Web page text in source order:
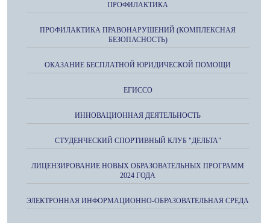
ПРОФИЛАКТИКА
ПРОФИЛАКТИКА ПРАВОНАРУШЕНИЙ (КОМПЛЕКСНАЯ
БЕЗОПАСНОСТЬ)
ОКАЗАНИЕ БЕСПЛАТНОЙ ЮРИДИЧЕСКОЙ ПОМОЩИ
ЕГИССО
ИННОВАЦИОННАЯ ДЕЯТЕЛЬНОСТЬ
СТУДЕНЧЕСКИЙ СПОРТИВНЫЙ КЛУБ "ДЕЛЬТА"
ЛИЦЕНЗИРОВАНИЕ НОВЫХ ОБРАЗОВАТЕЛЬНЫХ ПРОГРАММ
2024 ГОДА
ЭЛЕКТРОННАЯ ИНФОРМАЦИОННО-ОБРАЗОВАТЕЛЬНАЯ СРЕДА